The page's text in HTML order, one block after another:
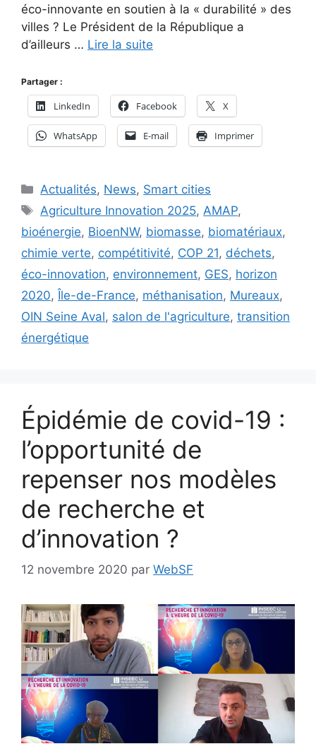
éco-innovante en soutien à la « durabilité » des
villes ? Le Président de la République a
d’ailleurs … Lire la suite
Partager :
LinkedIn Facebook X
WhatsApp E-mail Imprimer
Catégories
Actualités, News, Smart cities
Étiquettes
Agriculture Innovation 2025, AMAP,
bioénergie, BioenNW, biomasse, biomatériaux,
chimie verte, compétitivité, COP 21, déchets,
éco-innovation, environnement, GES, horizon
2020,Île-de-France, méthanisation, Mureaux,
OIN Seine Aval, salon de l'agriculture, transition
énergétique
Épidémie de covid-19 :
l’opportunité de
repenser nos modèles
de recherche et
d’innovation ?
12 novembre 2020 par WebSF